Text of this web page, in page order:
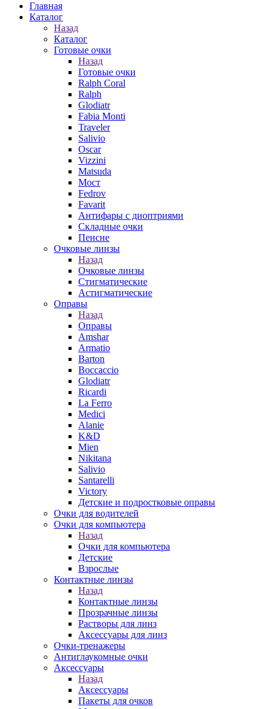
Главная
Каталог
Назад
Каталог
Готовые очки
Назад
Готовые очки
Ralph Coral
Ralph
Glodiatr
Fabia Monti
Traveler
Salivio
Oscar
Vizzini
Matsuda
Мост
Fedrov
Favarit
Антифары с диоптриями
Складные очки
Пенсне
Очковые линзы
Назад
Очковые линзы
Стигматические
Астигматические
Оправы
Назад
Оправы
Amshar
Armatio
Barton
Boccaccio
Glodiatr
Ricardi
La Ferro
Medici
Alanie
K&D
Mien
Nikitana
Salivio
Santarelli
Victory
Детские и подростковые оправы
Очки для водителей
Очки для компьютера
Назад
Очки для компьютера
Детские
Взрослые
Контактные линзы
Назад
Контактные линзы
Прозрачные линзы
Растворы для линз
Аксессуары для линз
Очки-тренажеры
Антиглаукомные очки
Аксессуары
Назад
Аксессуары
Пакеты для очков